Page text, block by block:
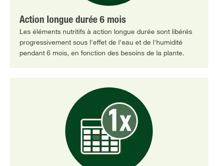
Action longue durée 6 mois
Les éléments nutritifs à action longue durée sont libérés
progressivement sous l'effet de l'eau et de l'humidité
pendant 6 mois, en fonction des besoins de la plante.